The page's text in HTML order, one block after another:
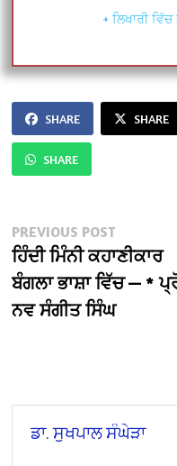
+ ਲਿਖਾਰੀ
SHARE SHARE
SHARE
Post
navigation
PREVIOUS POSTPrevious
post:
ਹਿੰਦੀ ਮਿੰਨੀ ਕਹਾਣੀਕਾਰ
ਬੰਗਲਾ ਭਾਸ਼ਾ ਵਿੱਚ — *
ਨਵ ਸੰਗੀਤ ਸਿੰਘ
ਡਾ. ਸੁਖਪਾਲ ਸੰਘੇੜਾ